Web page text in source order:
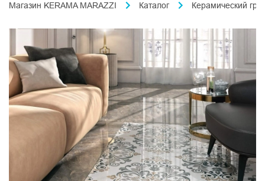
Магазин KERAMA MARAZZI Каталог Керамический